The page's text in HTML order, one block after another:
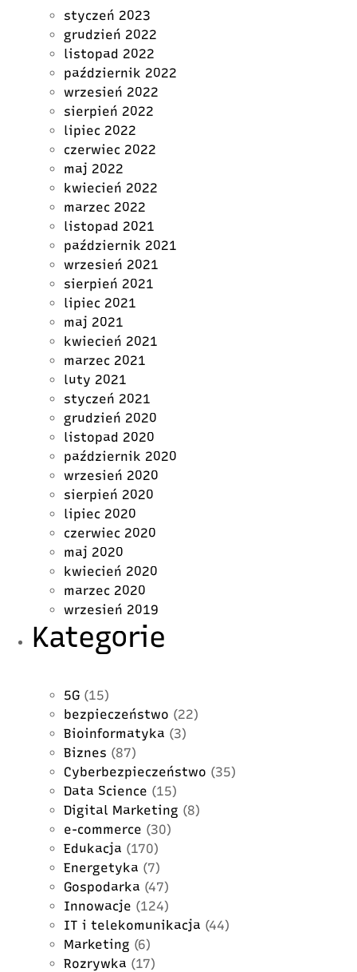
styczeń 2023
grudzień 2022
listopad 2022
październik 2022
wrzesień 2022
sierpień 2022
lipiec 2022
czerwiec 2022
maj 2022
kwiecień 2022
marzec 2022
listopad 2021
październik 2021
wrzesień 2021
sierpień 2021
lipiec 2021
maj 2021
kwiecień 2021
marzec 2021
luty 2021
styczeń 2021
grudzień 2020
listopad 2020
październik 2020
wrzesień 2020
sierpień 2020
lipiec 2020
czerwiec 2020
maj 2020
kwiecień 2020
marzec 2020
wrzesień 2019
Kategorie
5G (15)
bezpieczeństwo (22)
Bioinformatyka (3)
Biznes (87)
Cyberbezpieczeństwo (35)
Data Science (15)
Digital Marketing (8)
e-commerce (30)
Edukacja (170)
Energetyka (7)
Gospodarka (47)
Innowacje (124)
IT i telekomunikacja (44)
Marketing (6)
Rozrywka (17)